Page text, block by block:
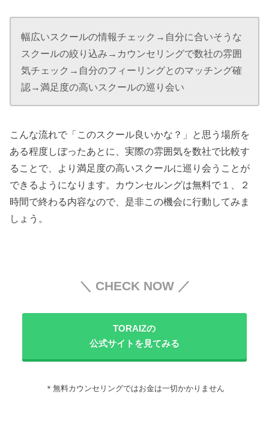
幅広いスクールの情報チェック→自分に合いそうな
スクールの絞り込み→カウンセリングで数社の雰囲
気チェック→自分のフィーリングとのマッチング確
認→満足度の高いスクールの巡り会い
こんな流れで「このスクール良いかな？」と思う場所を
ある程度しぼったあとに、実際の雰囲気を数社で比較す
ることで、より満足度の高いスクールに巡り会うことが
できるようになります。カウンセルングは無料で１、２
時間で終わる内容なので、是非この機会に行動してみま
しょう。
＼ CHECK NOW ／
TORAIZの
公式サイトを見てみる
＊無料カウンセリングではお金は一切かかりません